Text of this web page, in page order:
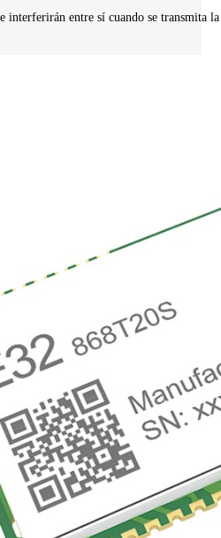
interferirán entre sí cuando se